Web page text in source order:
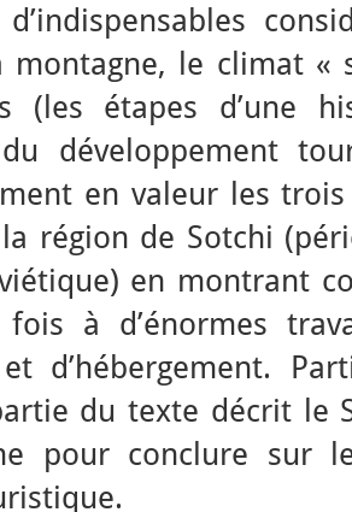
d’indispensables
montagne, le climat «
(les étapes d’une
développement
en valeur les
la région de Sotchi
en montrant
à d’énormes
d’hébergement.
du texte décrit le
pour conclure sur